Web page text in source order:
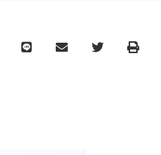
line email TwitterPrint